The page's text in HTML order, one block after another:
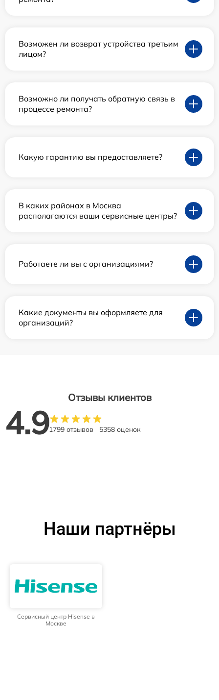
Возможен ли возврат устройства третьим
лицом?
Возможно ли получать обратную связь в
процессе ремонта?
Какую гарантию вы предоставляете?
В каких районах в Москва
располагаются ваши сервисные центры?
Работаете ли вы с организациями?
Какие документы вы оформляете для
организаций?
Отзывы клиентов
4.91799 отзывов 5358 оценок
Наши партнёры
Сервисный центр Hisense в
Москве